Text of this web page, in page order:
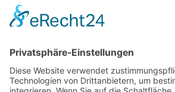
Suche
Aktuelles